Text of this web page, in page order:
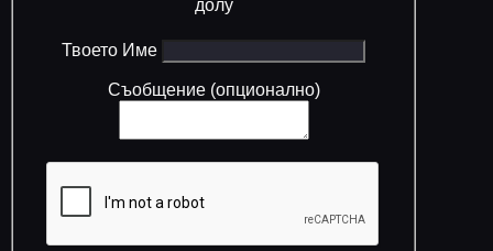
долу
Твоето Име
Съобщение (опционално)